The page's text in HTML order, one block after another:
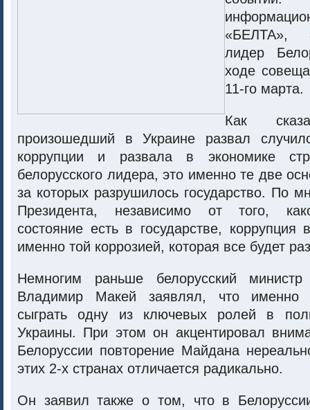
«БЕЛТА»,
лидер
ходе
11-го марта.
Как
произошедший в Украине развал
коррупции и развала в экономике
белорусского лидера, это именно те две
за которых разрушилось государство. По
Президента, независимо от того,
состояние есть в государстве, коррупция
именно той коррозией, которая все будет
Немногим раньше белорусский
Владимир Макей заявлял, что именно
сыграть одну из ключевых ролей в
Украины. При этом он акцентировал
Белоруссии повторение Майдана
этих 2-х странах отличается радикально.
Он заявил также о том, что в